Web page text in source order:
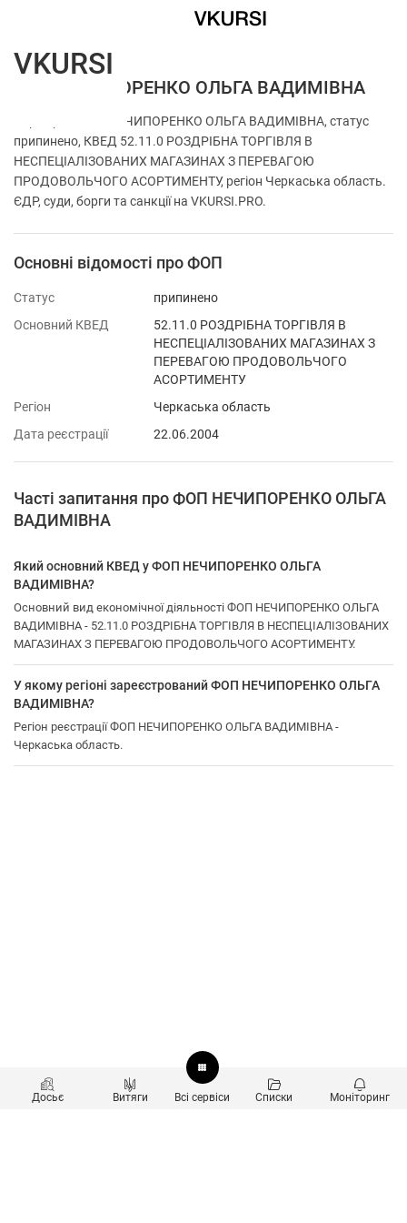
ФОП НЕЧИПОРЕНКО ОЛЬГА ВАДИМІВНА
Перевірка ФОП НЕЧИПОРЕНКО ОЛЬГА ВАДИМІВНА, статус
припинено, КВЕД 52.11.0 РОЗДРІБНА ТОРГІВЛЯ В
НЕСПЕЦІАЛІЗОВАНИХ МАГАЗИНАХ З ПЕРЕВАГОЮ
ПРОДОВОЛЬЧОГО АСОРТИМЕНТУ, регіон Черкаська область.
ЄДР, суди, борги та санкції на VKURSI.PRO.
Основні відомості про ФОП
Статус
припинено
Основний КВЕД
52.11.0 РОЗДРІБНА ТОРГІВЛЯ В
НЕСПЕЦІАЛІЗОВАНИХ МАГАЗИНАХ З
ПЕРЕВАГОЮ ПРОДОВОЛЬЧОГО
АСОРТИМЕНТУ
Регіон
Черкаська область
Дата реєстрації
22.06.2004
Часті запитання про ФОП НЕЧИПОРЕНКО ОЛЬГА
ВАДИМІВНА
Який основний КВЕД у ФОП НЕЧИПОРЕНКО ОЛЬГА
ВАДИМІВНА?
Основний вид економічної діяльності ФОП НЕЧИПОРЕНКО ОЛЬГА
ВАДИМІВНА - 52.11.0 РОЗДРІБНА ТОРГІВЛЯ В НЕСПЕЦІАЛІЗОВАНИХ
МАГАЗИНАХ З ПЕРЕВАГОЮ ПРОДОВОЛЬЧОГО АСОРТИМЕНТУ.
У якому регіоні зареєстрований ФОП НЕЧИПОРЕНКО ОЛЬГА
ВАДИМІВНА?
Регіон реєстрації ФОП НЕЧИПОРЕНКО ОЛЬГА ВАДИМІВНА -
Черкаська область.
Досьє Витяги Всі сервіси Списки Моніторинг
VKURSI